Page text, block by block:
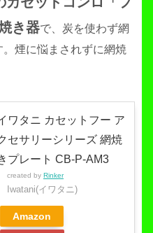
き器で、炭を使わず網
煙に悩まされずに網焼
ワタニ カセットフー ア
セサリーシリーズ 網焼
プレート CB-P-AM3
created by Rinker
Iwatani(イワタニ)
Amazon